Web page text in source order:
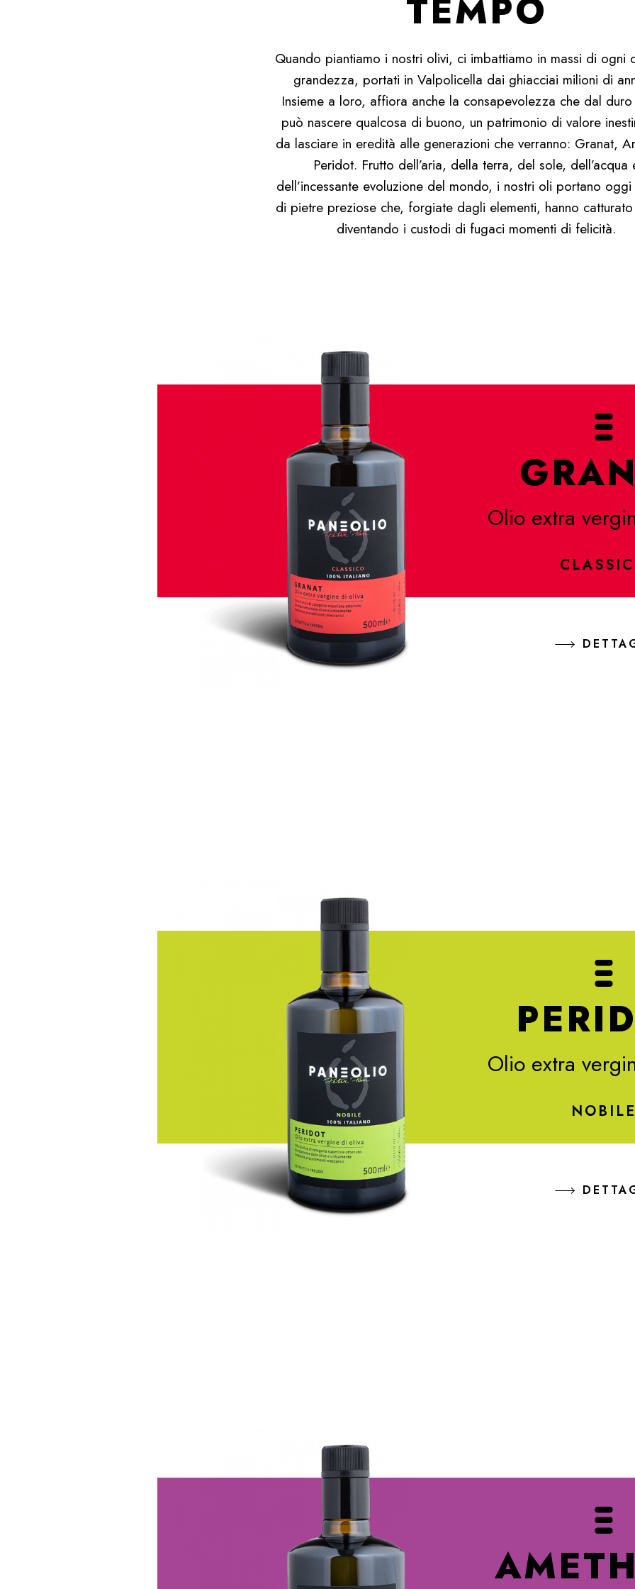
TEMPO
Quando piantiamo i nostri olivi, ci imbattiamo in massi di ogni
grandezza, portati in Valpolicella dai ghiacciai milioni di
Insieme a loro, affiora anche la consapevolezza che dal
può nascere qualcosa di buono, un patrimonio di valore
da lasciare in eredità alle generazioni che verranno: Granat,
Peridot. Frutto dell’aria, della terra, del sole, dell’acqua
dell’incessante evoluzione del mondo, i nostri oli portano
di pietre preziose che, forgiate dagli elementi, hanno
diventando i custodi di fugaci momenti di felicità.
Olio extra
Olio extra